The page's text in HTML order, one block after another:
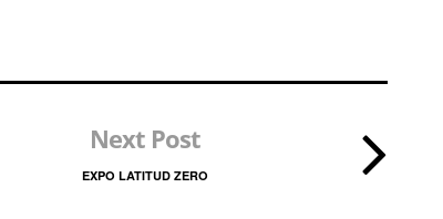
Next Post
EXPO LATITUD ZERO